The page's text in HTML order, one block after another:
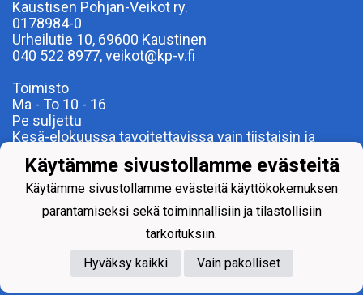
Kaustisen Pohjan-Veikot ry.
0178984-0
Urheilutie 10, 69600 Kaustinen
040 522 8977, veikot@kp-v.fi
Toimisto
Ma - To 10 - 16
Pe suljettu
Kesä-elokuussa tavoitettavissa vain tiistaisin ja
Powered by
Käytämme sivustollamme evästeitä
Käytämme sivustollamme evästeitä käyttökokemuksen
parantamiseksi sekä toiminnallisiin ja tilastollisiin
tarkoituksiin.
Hyväksy kaikki
Vain pakolliset